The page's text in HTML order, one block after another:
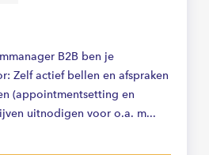
B2B ben je
Zelf actief bellen en afspraken
(appointmentsetting en
uitnodigen voor o.a. m...